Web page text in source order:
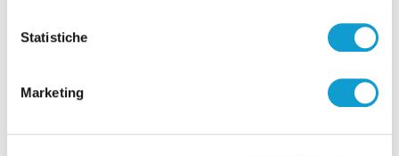
Statistiche
Marketing
dell’alta tensione e restano in bilico su un